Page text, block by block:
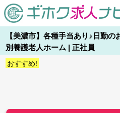
【美濃市】各種手当あり♪日勤
別養護老人ホーム | 正社員
おすすめ!